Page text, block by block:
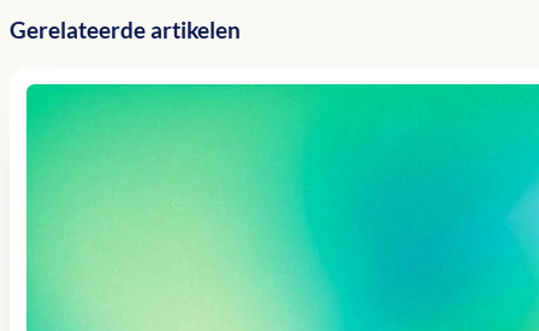
Gerelateerde artikelen